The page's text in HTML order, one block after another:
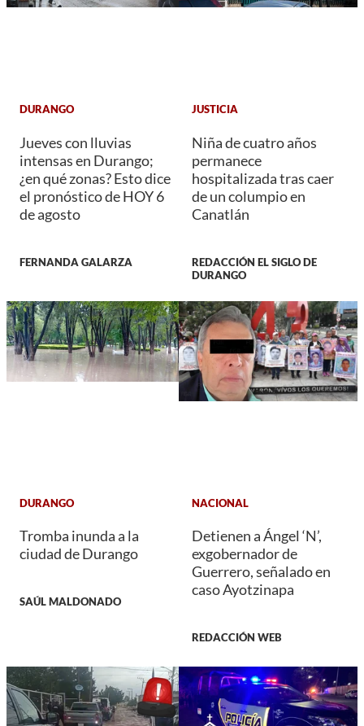
DURANGO
Jueves con lluvias
intensas en Durango;
¿en qué zonas? Esto dice
el pronóstico de HOY 6
de agosto
FERNANDA GALARZA
JUSTICIA
Niña de cuatro años
permanece
hospitalizada tras caer
de un columpio en
Canatlán
REDACCIÓN EL SIGLO DE
DURANGO
DURANGO
Tromba inunda a la
ciudad de Durango
SAÚL MALDONADO
NACIONAL
Detienen a Ángel ‘N’,
exgobernador de
Guerrero, señalado en
caso Ayotzinapa
REDACCIÓN WEB